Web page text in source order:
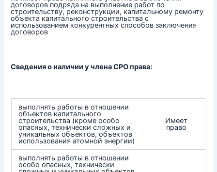
договоров подряда на выполнение работ по
строительству, реконструкции, капитальному ремонту
объекта капитального строительства с
использованием конкурентных способов заключения
договоров
Сведения о наличии у члена СРО права:
выполнять работы в отношении
объектов капитального
строительства (кроме особо
опасных, технически сложных и
уникальных объектов, объектов
использования атомной энергии)
Имеет
право
выполнять работы в отношении
особо опасных, технически